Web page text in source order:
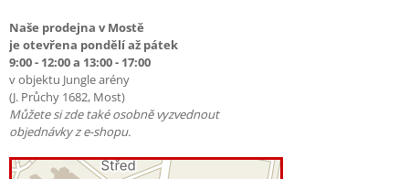
Naše prodejna v Mostě
je otevřena pondělí až pátek
9:00 - 12:00 a 13:00 - 17:00
v objektu Jungle arény
(J. Průchy 1682, Most)
Můžete si zde také osobně vyzvednout
objednávky z e-shopu.